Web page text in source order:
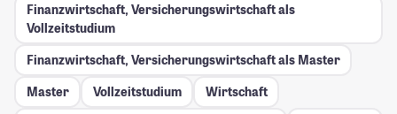
Finanzwirtschaft, Versicherungswirtschaft als
Vollzeitstudium
Finanzwirtschaft, Versicherungswirtschaft als Master
Master
Vollzeitstudium
Wirtschaft